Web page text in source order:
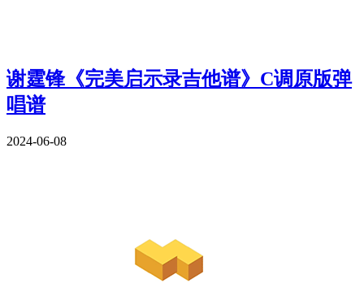
谢霆锋《完美启示录吉他谱》C调原版弹
唱谱
2024-06-08